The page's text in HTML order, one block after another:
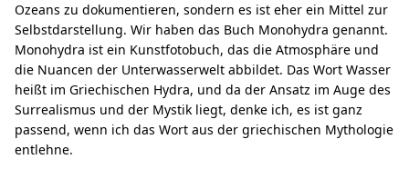
Ozeans zu dokumentieren, sondern es ist eher ein Mittel zur
Selbstdarstellung. Wir haben das Buch Monohydra genannt.
Monohydra ist ein Kunstfotobuch, das die Atmosphäre und
die Nuancen der Unterwasserwelt abbildet. Das Wort Wasser
heißt im Griechischen Hydra, und da der Ansatz im Auge des
Surrealismus und der Mystik liegt, denke ich, es ist ganz
passend, wenn ich das Wort aus der griechischen Mythologie
entlehne.